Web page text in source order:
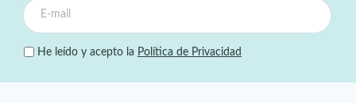
He leído y acepto la Política de Privacidad